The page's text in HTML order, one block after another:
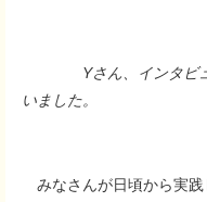
Yさん、インタビ
いました。
みなさんが日頃から実践